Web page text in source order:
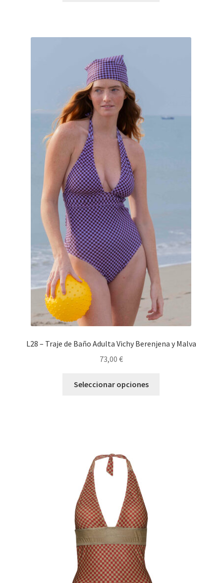
L28 – Traje de Baño Adulta Vichy Berenjena y Malva
73,00 €
Seleccionar opciones